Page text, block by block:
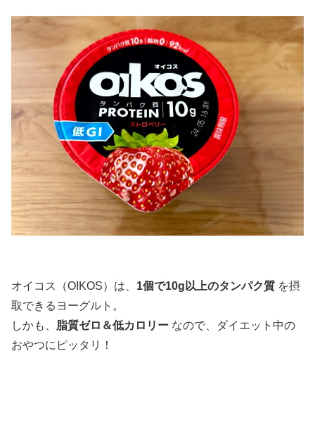
オイコス（OIKOS）は、 1個で10g以上のタンパク質 を摂
取できるヨーグルト。
しかも、 脂質ゼロ＆低カロリー なので、ダイエット中の
おやつにピッタリ！